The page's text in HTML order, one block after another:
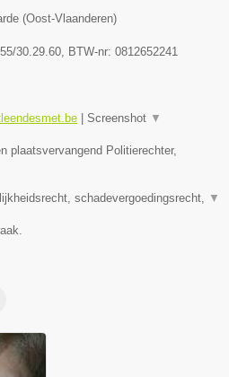
(Oost-Vlaanderen)
30.29.60 , BTW-nr: 0812652241
Screenshot ▼
plaatsvervangend Politierechter,
schadevergoedingsrecht, ▼